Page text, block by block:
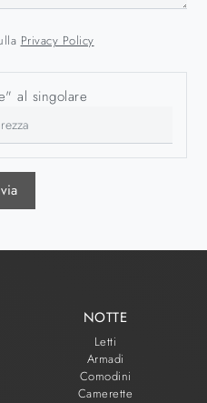
Privacy Policy
al singolare
NOTTE
Letti
Armadi
Comodini
Camerette